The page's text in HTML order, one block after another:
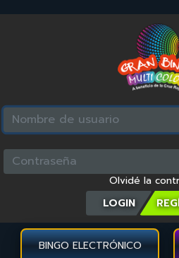
Olvidé la
LOGIN
BINGO ELECTRÓNICO